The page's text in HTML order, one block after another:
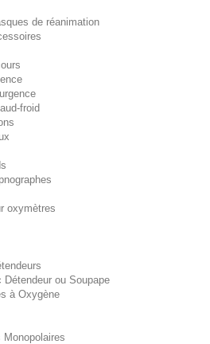
de réanimation
froid
oxymètres
ou Soupape
à Oxygène